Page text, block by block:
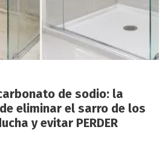
de sodio: la
de eliminar el sarro de los
y evitar PERDER